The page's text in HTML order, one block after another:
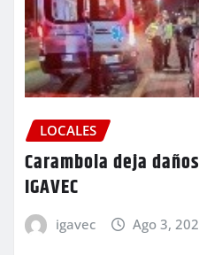
LOCALES
Carambola deja
IGAVEC
igavec Ago 3,